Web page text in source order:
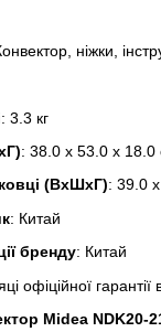
ніжки,
: 3.3 кг
: 38.0 х 53.0 х 18.0
(ВхШхГ): 39.0
: Китай
бренду: Китай
офіційної гарантії
Midea NDK20-